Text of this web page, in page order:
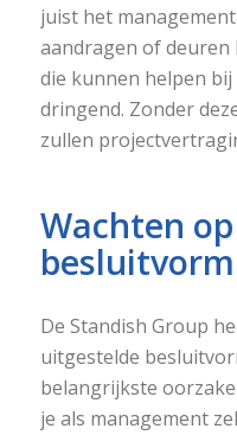
juist het
aandragen of
die kunnen helpen
dringend. Zonder
zullen
Wachten op
De Standish Group
uitgestelde
belangrijkste
je als management